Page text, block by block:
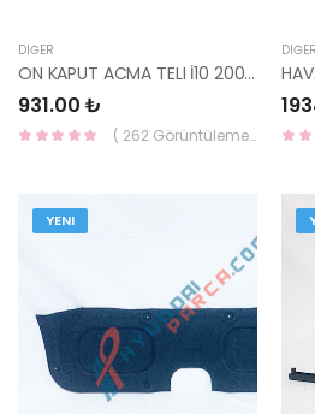
DIĞER
ON KAPUT ACMA TELI İ10 2008-2013 81190-0X000-HMC
931.00 ₺
( 262 Görüntüleme )
DIĞER
YENI